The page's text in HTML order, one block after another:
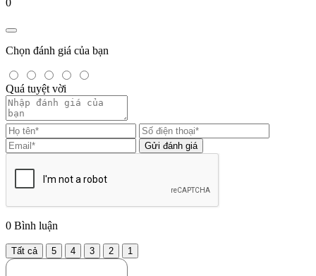
0
Chọn đánh giá của bạn
Quá tuyệt vời
Gửi đánh giá
0 Bình luận
Tất cả 5 4 3 2 1